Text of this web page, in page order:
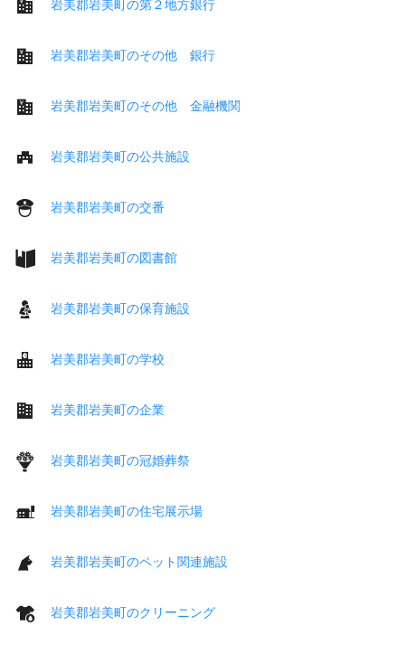
岩美郡岩美町の第２地方銀行
岩美郡岩美町のその他 銀行
岩美郡岩美町のその他 金融機関
岩美郡岩美町の公共施設
岩美郡岩美町の交番
岩美郡岩美町の図書館
岩美郡岩美町の保育施設
岩美郡岩美町の学校
岩美郡岩美町の企業
岩美郡岩美町の冠婚葬祭
岩美郡岩美町の住宅展示場
岩美郡岩美町のペット関連施設
岩美郡岩美町のクリーニング